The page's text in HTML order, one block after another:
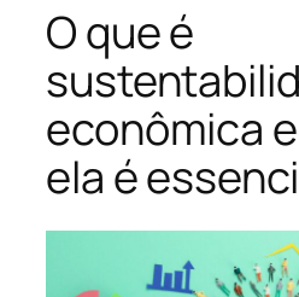
O que é
econômica
ela é